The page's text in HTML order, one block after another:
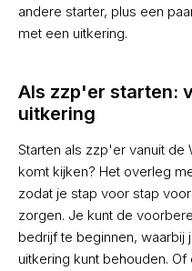
andere starter, plus een
met een uitkering.
Als zzp'er starten:
uitkering
Starten als zzp'er vanuit
komt kijken? Het overleg
zodat je stap voor stap
zorgen. Je kunt de
bedrijf te beginnen, waarbij
uitkering kunt behouden.